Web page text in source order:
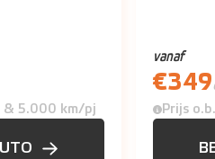
& 5.000 km/pj
vanaf
€349
Prijs